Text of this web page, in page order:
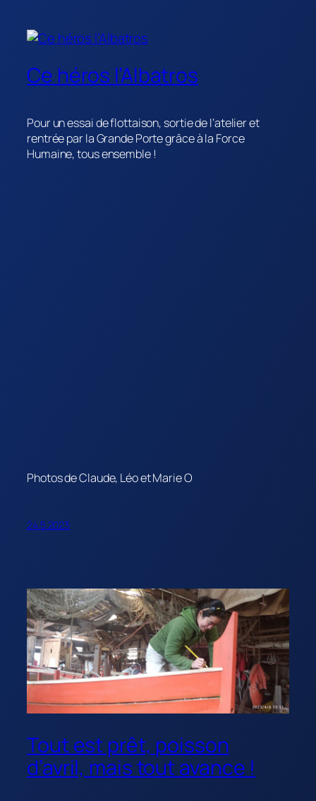
Ce héros l’Albatros
Pour un essai de flottaison, sortie de l’atelier et
rentrée par la Grande Porte grâce à la Force
Humaine, tous ensemble !
Photos de Claude, Léo et Marie O
24.5.2023
Tout est prêt, poisson
d’avril, mais tout avance !